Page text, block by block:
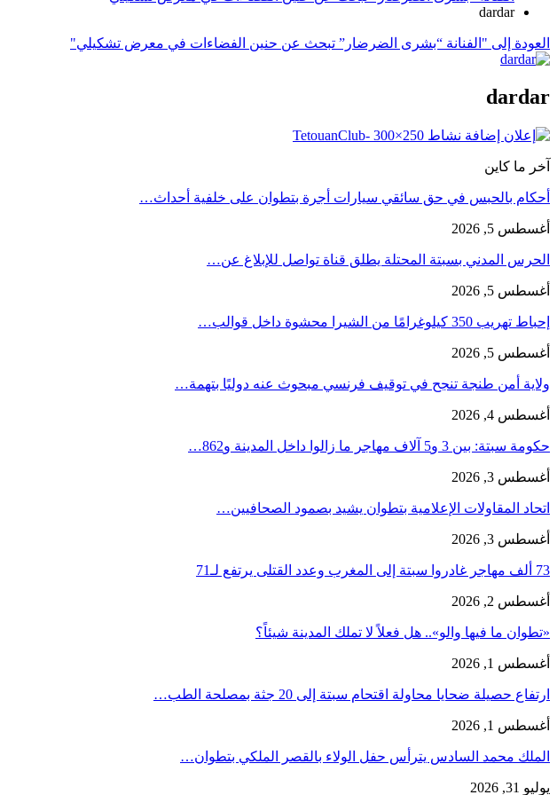
dardar
العودة إلى "الفنانة “بشرى الضرضار” تبحث عن حنين الفضاءات في معرض تشكيلي"
dardar
آخر ما كاين
أحكام بالحبس في حق سائقي سيارات أجرة بتطوان على خلفية أحداث…
أغسطس 5, 2026
الحرس المدني بسبتة المحتلة يطلق قناة تواصل للإبلاغ عن…
أغسطس 5, 2026
إحباط تهريب 350 كيلوغرامًا من الشيرا محشوة داخل قوالب…
أغسطس 5, 2026
ولاية أمن طنجة تنجح في توقيف فرنسي مبحوث عنه دوليًا بتهمة…
أغسطس 4, 2026
حكومة سبتة: بين 3 و5 آلاف مهاجر ما زالوا داخل المدينة و862…
أغسطس 3, 2026
اتحاد المقاولات الإعلامية بتطوان يشيد بصمود الصحافيين…
أغسطس 3, 2026
73 ألف مهاجر غادروا سبتة إلى المغرب وعدد القتلى يرتفع لـ71
أغسطس 2, 2026
«تطوان ما فيها والو».. هل فعلاً لا تملك المدينة شيئاً؟
أغسطس 1, 2026
ارتفاع حصيلة ضحايا محاولة اقتحام سبتة إلى 20 جثة بمصلحة الطب…
أغسطس 1, 2026
الملك محمد السادس يترأس حفل الولاء بالقصر الملكي بتطوان…
يوليو 31, 2026